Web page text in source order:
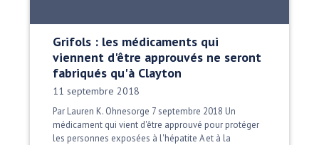
Grifols : les médicaments qui
viennent d'être approuvés ne seront
fabriqués qu'à Clayton
Date publiée:
11 septembre 2018
Par Lauren K. Ohnesorge 7 septembre 2018 Un
médicament qui vient d'être approuvé pour protéger
les personnes exposées à l'hépatite A et à la